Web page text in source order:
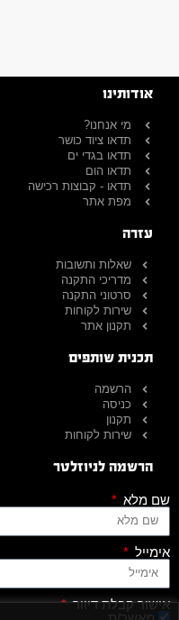
אודותינו
מי אנחנו?
תדאו ציוד כושר
תדאו בגדי ים
תדאו הום
תדאו - קבוצות רכישה
מפת אתר
עזרה
שאלות ותשובות
מדריכי התקנה
סרטוני התקנה
שירות לקוחות
תקנון אתר
תכנית שותפים
הרשמה
כניסה
תקנון
שירות לקוחות
הרשמה לניוזלטר
שם מלא
אימייל
אישור קבלת דיוור